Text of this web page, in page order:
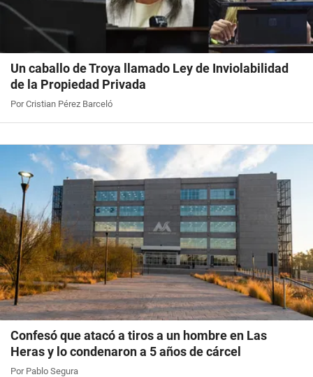
Un caballo de Troya llamado Ley de Inviolabilidad
de la Propiedad Privada
Por Cristian Pérez Barceló
Confesó que atacó a tiros a un hombre en Las
Heras y lo condenaron a 5 años de cárcel
Por Pablo Segura